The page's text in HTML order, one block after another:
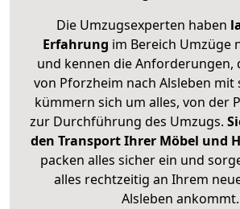
Die Umzugsexperten haben
Erfahrung im Bereich Umzüge
und kennen die Anforderungen,
von Pforzheim nach Alsleben mit
kümmern sich um alles, von der
zur Durchführung des Umzugs.
den Transport Ihrer Möbel und
packen alles sicher ein und
alles rechtzeitig an Ihrem
Alsleben ankommt.